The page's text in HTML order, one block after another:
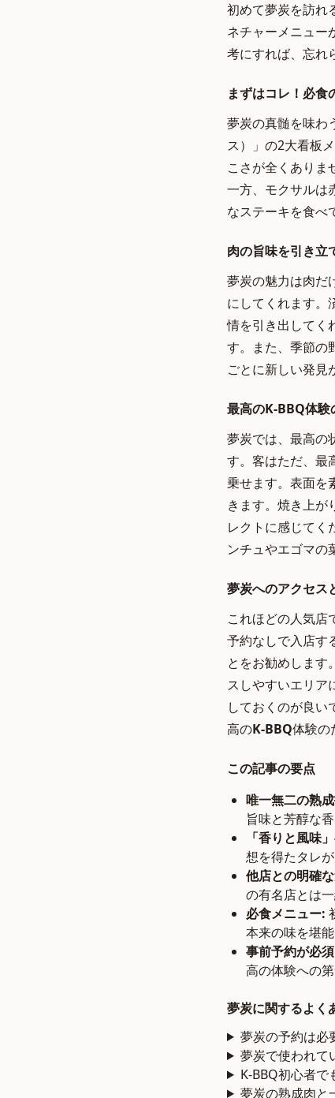
初めて夢炭を訪れ
ネチャーメニュー
考にすれば、忘れ
まずはコレ！必食
夢炭の真髄を味わ
ス）」の2大看板
こさが全くありま
一方、モクサルは
なステーキを食べ
肉の旨味を引き立
夢炭の魅力は肉だ
にしてくれます。
情を引き出してく
す。また、季節の
ごとに新しい発見
最高のK-BBQ体験
夢炭では、最高の
す。客はただ、最
乗せます。表面を
きます。焼き上が
レクトに感じてく
ンチュやエゴマの
夢炭へのアクセス
これほどの人気店
予約なしで入店す
とをお勧めします
スしやすいエリア
しておくのが良
高のK-BBQ体験の
この記事の要点
唯一無二の熟
旨味と芳醇な
「香りと風味
想を得たタレ
他店との明確
の有名店とは
必食メニュー:
本来の味を堪能
事前予約が必
高の体験への第
夢炭に関するよく
夢炭の予約は必
夢炭で使われて
K-BBQ初心者で
夢炭の熟成肉と